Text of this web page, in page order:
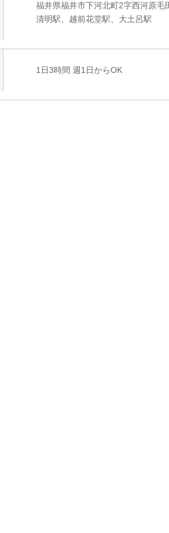
福井県福井市下河北町2字西河原
清明駅、越前花堂駅、大土呂駅
1日3時間 週1日からOK